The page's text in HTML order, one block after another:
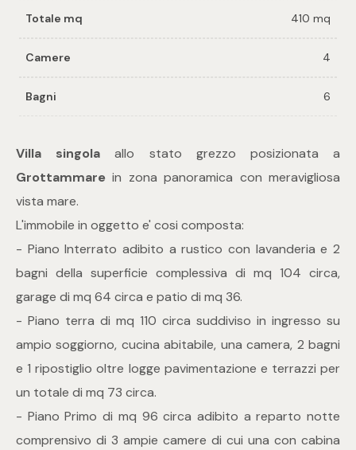
Totale mq 410 mq
Camere 4
Bagni 6
Villa singola allo stato grezzo posizionata a
Grottammare in zona panoramica con meravigliosa
vista mare.
L'immobile in oggetto e' cosi composta:
- Piano Interrato adibito a rustico con lavanderia e 2
bagni della superficie complessiva di mq 104 circa,
garage di mq 64 circa e patio di mq 36.
- Piano terra di mq 110 circa suddiviso in ingresso su
ampio soggiorno, cucina abitabile, una camera, 2 bagni
e 1 ripostiglio oltre logge pavimentazione e terrazzi per
un totale di mq 73 circa.
- Piano Primo di mq 96 circa adibito a reparto notte
comprensivo di 3 ampie camere di cui una con cabina
Residenziali
Commerciali
Industriali
Prezzo
Totale
mq